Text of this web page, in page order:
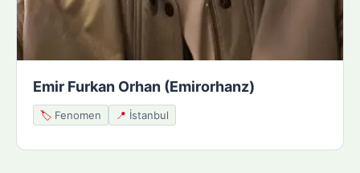
Emir Furkan Orhan (Emirorhanz)
🏷️ Fenomen 📍 İstanbul